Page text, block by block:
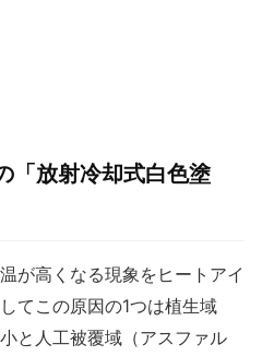
「放射冷却式白色塗
が高くなる現象をヒートアイ
てこの原因の1つは植生域
と人工被覆域（アスファル